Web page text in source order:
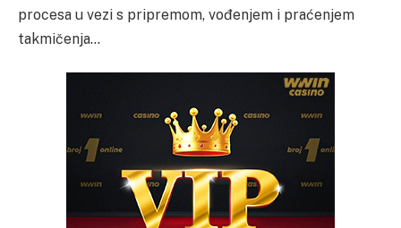
procesa u vezi s pripremom, vođenjem i praćenjem
takmičenja…